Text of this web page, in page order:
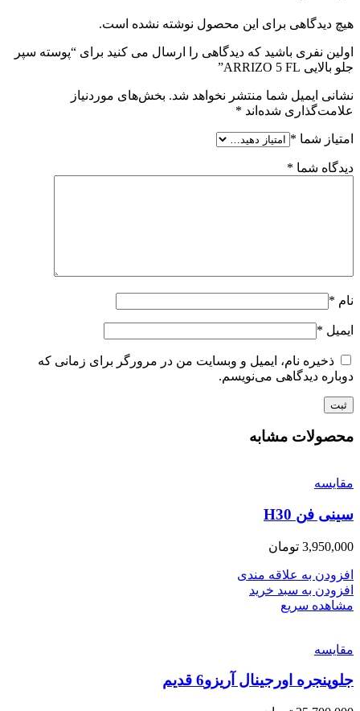
هیچ دیدگاهی برای این محصول نوشته نشده است.
اولین نفری باشید که دیدگاهی را ارسال می کنید برای “پوسته سپر
جلو بالایی ARRIZO 5 FL”
نشانی ایمیل شما منتشر نخواهد شد. بخش‌های موردنیاز
علامت‌گذاری شده‌اند *
امتیاز شما *
دیدگاه شما *
نام *
ایمیل *
ذخیره نام، ایمیل و وبسایت من در مرورگر برای زمانی که
دوباره دیدگاهی می‌نویسم.
محصولات مشابه
مقایسه
سینی فن H30
3,950,000 تومان
افزودن به علاقه مندی
افزودن به سبد خرید
مشاهده سریع
مقایسه
جلوپنجره اورجینال آریزو6 قدیم